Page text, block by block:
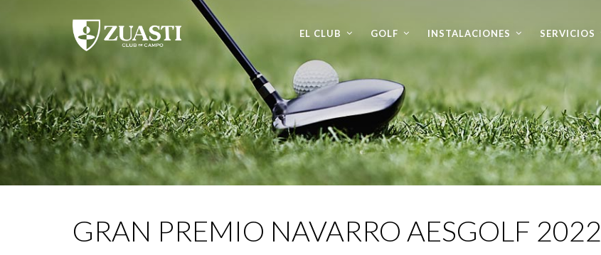
EL CLUB GOLF INSTALACIONES SERVICIOS
GRAN PREMIO NAVARRO AESGOLF 2022